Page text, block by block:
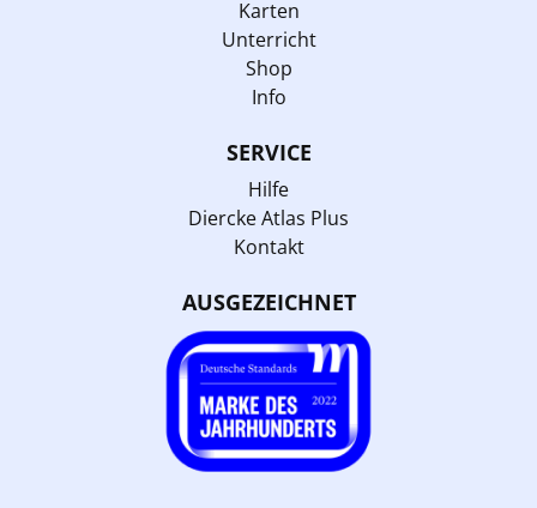
Karten
Unterricht
Shop
Info
SERVICE
Hilfe
Diercke Atlas Plus
Kontakt
AUSGEZEICHNET